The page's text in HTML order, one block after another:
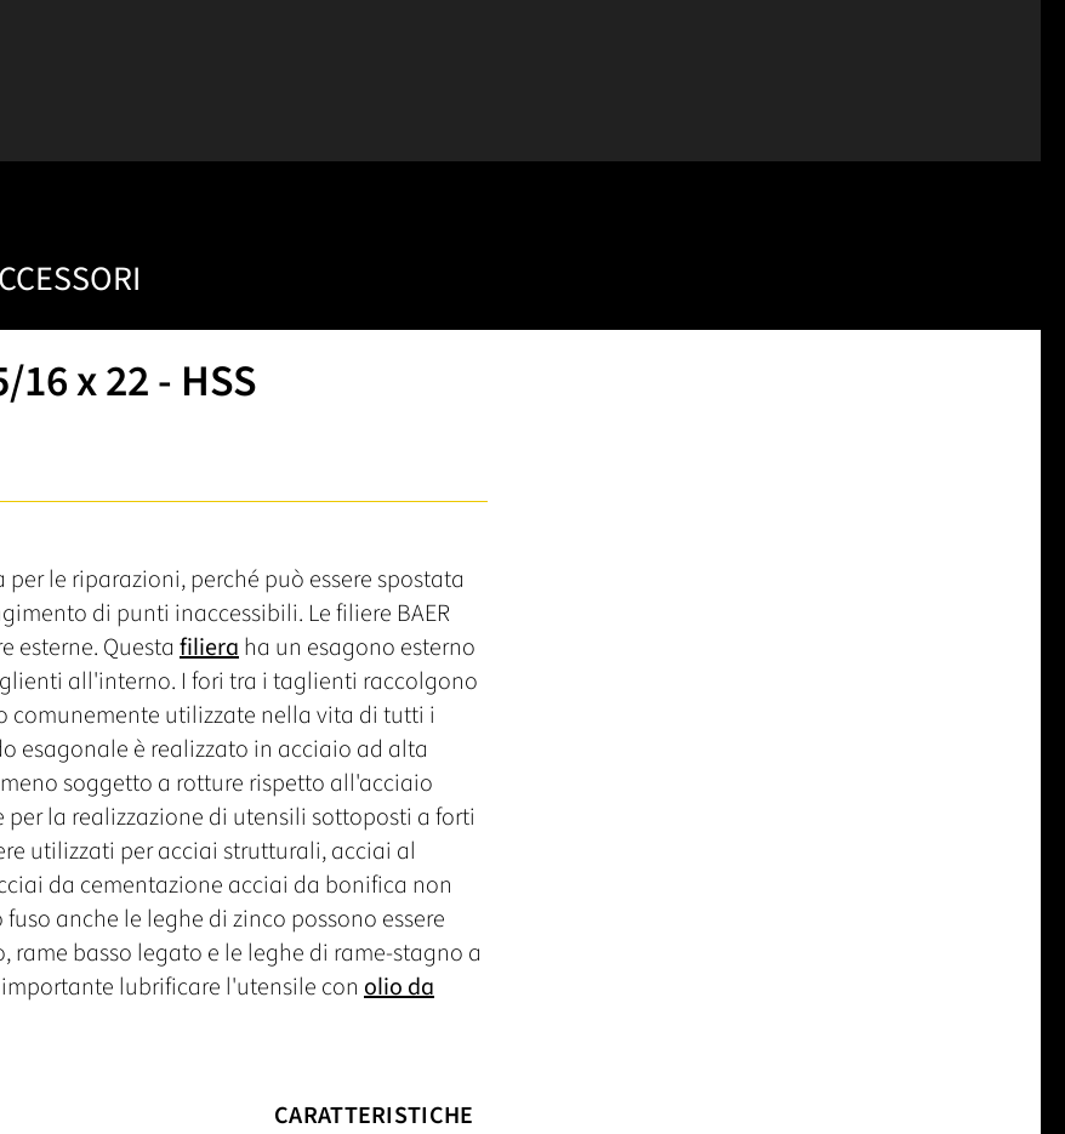
x 22 - HSS
le riparazioni, perché può essere spostata
di punti inaccessibili. Le filiere BAER
esterne. Questa filieraha un esagono esterno
all'interno. I fori tra i taglienti raccolgono
comunemente utilizzate nella vita di tutti i
esagonale è realizzato in acciaio ad alta
soggetto a rotture rispetto all'acciaio
la realizzazione di utensili sottoposti a forti
utilizzati per acciai strutturali, acciai al
da cementazione acciai da bonifica non
anche le leghe di zinco possono essere
basso legato e le leghe di rame-stagno a
importante lubrificare l'utensile con olio da
CARATTERISTICHE